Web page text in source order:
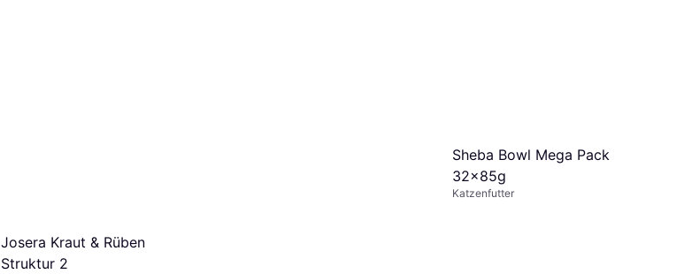
Josera Kraut & Rüben
Struktur 2
Sheba Bowl Mega Pack
32x85g
Katzenfutter